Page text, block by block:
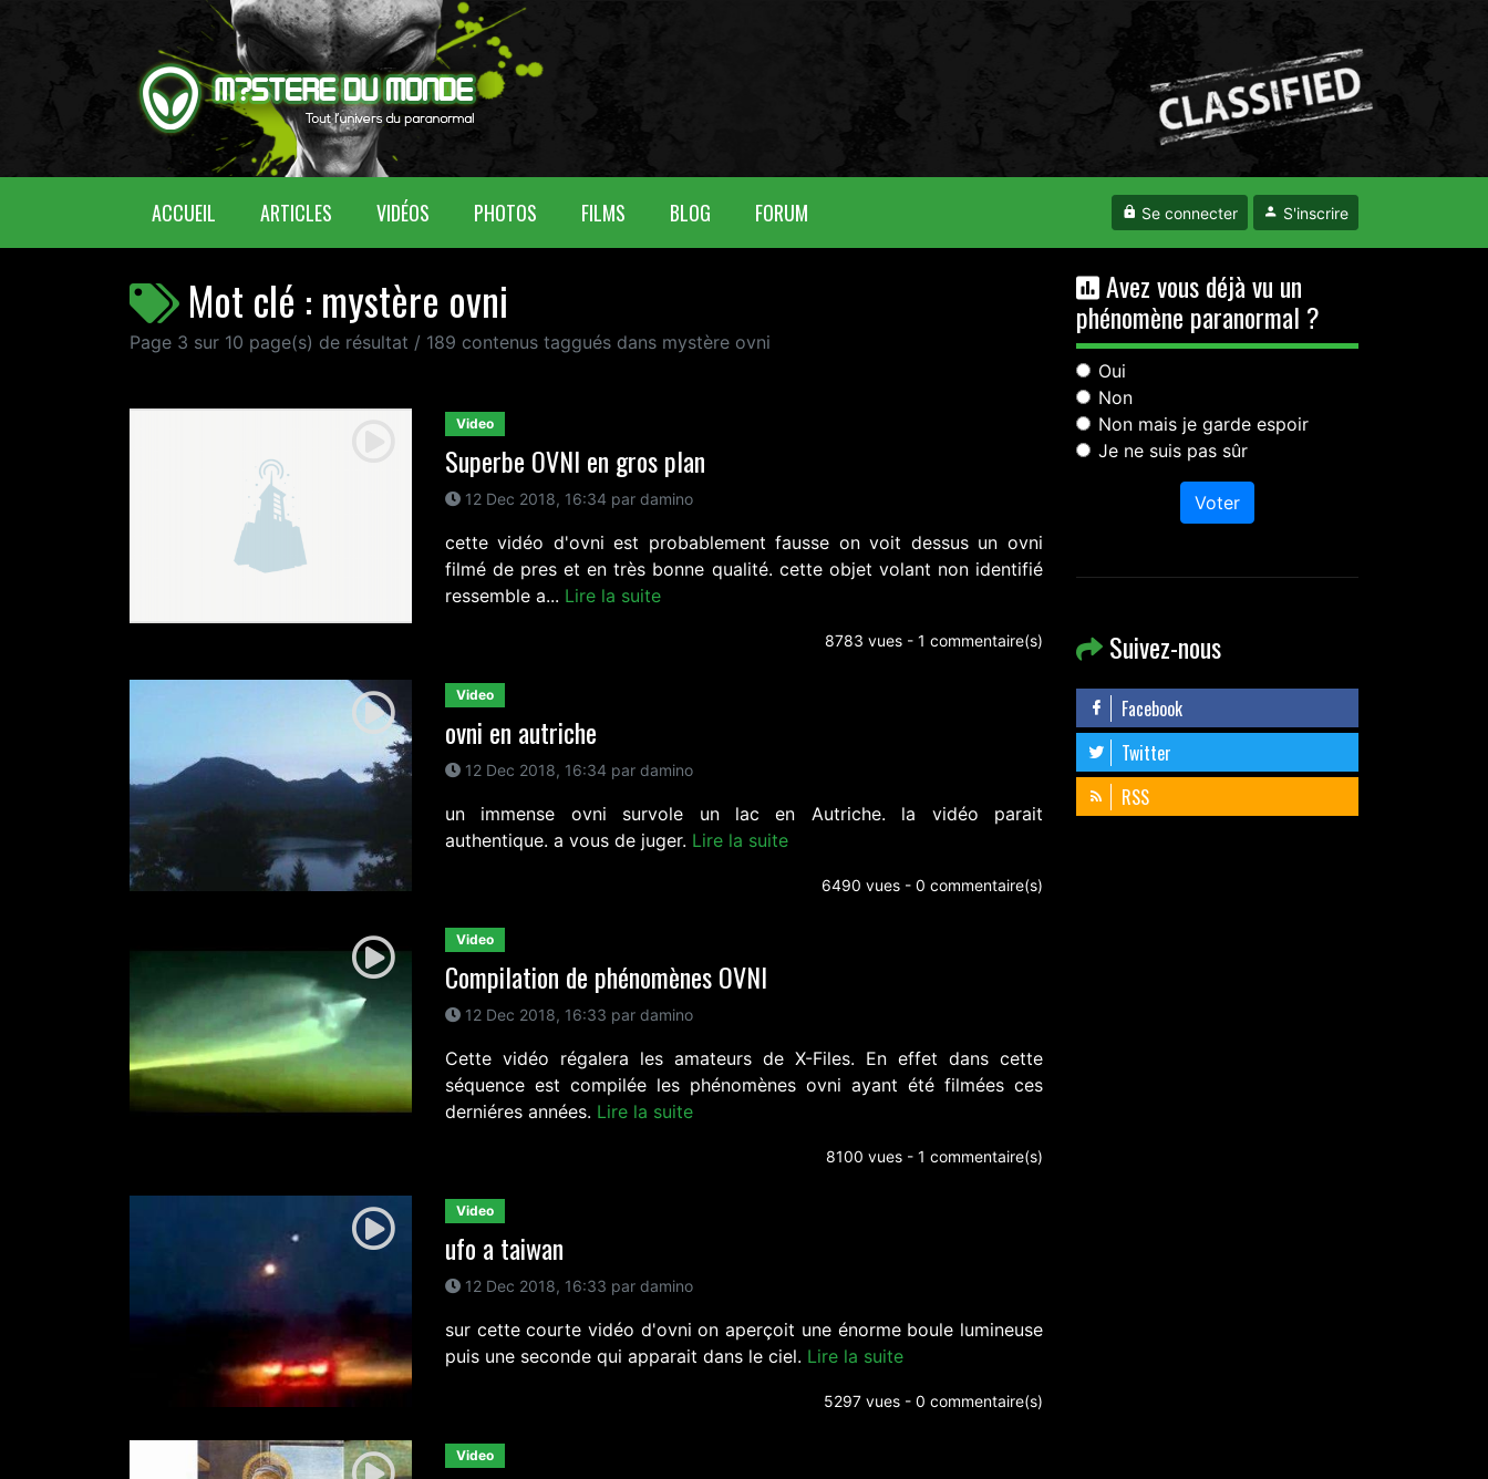
ACCUEIL (CURRENT)ARTICLES VIDÉOS PHOTOS FILMS BLOG FORUM Se connecter S'inscrire
Mot clé : mystère ovni
Page 3 sur 10 page(s) de résultat / 189 contenus taggués dans mystère ovni
Video
Superbe OVNI en gros plan
12 Dec 2018, 16:34 par damino
cette vidéo d'ovni est probablement fausse on voit dessus un ovni
filmé de pres et en très bonne qualité. cette objet volant non identifié
ressemble a... Lire la suite
8783 vues - 1 commentaire(s)
Video
ovni en autriche
12 Dec 2018, 16:34 par damino
un immense ovni survole un lac en Autriche. la vidéo parait
authentique. a vous de juger. Lire la suite
6490 vues - 0 commentaire(s)
Video
Compilation de phénomènes OVNI
12 Dec 2018, 16:33 par damino
Cette vidéo régalera les amateurs de X-Files. En effet dans cette
séquence est compilée les phénomènes ovni ayant été filmées ces
derniéres années. Lire la suite
8100 vues - 1 commentaire(s)
Video
ufo a taiwan
12 Dec 2018, 16:33 par damino
sur cette courte vidéo d'ovni on aperçoit une énorme boule lumineuse
puis une seconde qui apparait dans le ciel. Lire la suite
5297 vues - 0 commentaire(s)
Video
Avez vous déjà vu un
phénomène paranormal ?
Oui
Non
Non mais je garde espoir
Je ne suis pas sûr
Voter
Suivez-nous
Facebook
Twitter
RSS